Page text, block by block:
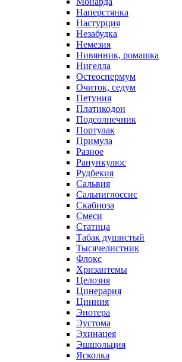
Наперстянка
Настурция
Незабудка
Немезия
Нивянник, ромашка
Нигелла
Остеоспермум
Очиток, седум
Петуния
Платикодон
Подсолнечник
Портулак
Примула
Разное
Ранункулюс
Рудбекия
Сальвия
Сальпиглоссис
Скабиоза
Смеси
Статица
Табак душистый
Тысячелистник
Флокс
Хризантемы
Целозия
Цинерария
Цинния
Энотера
Эустома
Эхинацея
Эшшольция
Ясколка